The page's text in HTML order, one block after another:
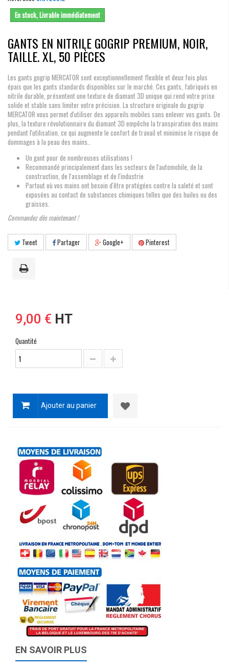
En stock, Livrable immédiatement
GANTS EN NITRILE GOGRIP PREMIUM, NOIR,
TAILLE. XL, 50 PIÈCES
Les gants gogrip MERCATOR sont exceptionnellement flexible et deux fois plus
épais que les gants standards disponibles sur le marché. Ces gants, fabriqués en
nitrile durable, présentent une texture de diamant 3D unique qui rend votre prise
solide et stable sans limiter votre précision. La structure originale du gogrip
MERCATOR vous permet d'utiliser des appareils mobiles sans enlever vos gants. De
plus, la texture révolutionnaire du diamant 3D empêche la transpiration des mains
pendant l'utilisation, ce qui augmente le confort de travail et minimise le risque de
dommages à la peau des mains..
Un gant pour de nombreuses utilisations !
Recommandé principalement dans les secteurs de l'automobile, de la
construction, de l'assemblage et de l'industrie
Partout où vos mains ont besoin d'être protégées contre la saleté et sont
exposées au contact de substances chimiques telles que des huiles ou des
graisses.
Commandez dès maintenant !
Tweet Partager Google+ Pinterest
9,00 € HT
Quantité
Ajouter au panier
EN SAVOIR PLUS